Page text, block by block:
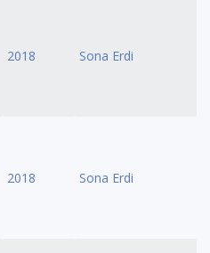
2018 Sona Erdi
2018 Sona Erdi